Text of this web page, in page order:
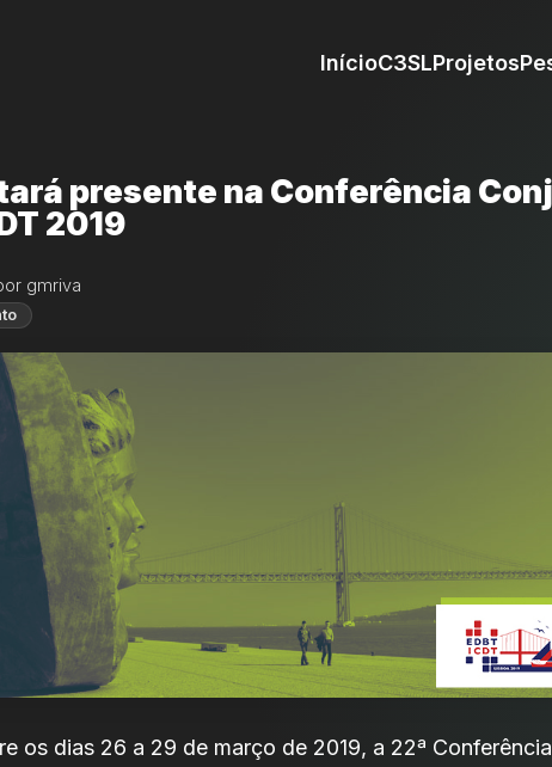
InícioC3SLProjetos
presente na Conferência
2019
gmriva
os dias 26 a 29 de março de 2019, a 22ª